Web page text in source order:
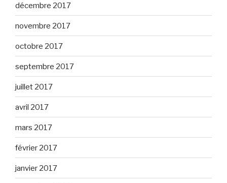
décembre 2017
novembre 2017
octobre 2017
septembre 2017
juillet 2017
avril 2017
mars 2017
février 2017
janvier 2017